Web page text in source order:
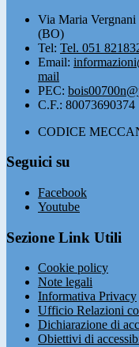
Via Maria
(BO)
Tel: Tel. 051
Email:
mail
PEC:
C.F.: 80073690374
CODICE
Seguici su
Facebook
Youtube
Sezione Link Utili
Cookie policy
Note legali
Informativa Privacy
Ufficio Relazioni
Dichiarazione di
Obiettivi di